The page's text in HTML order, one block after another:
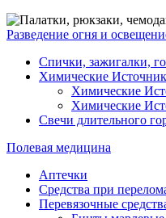
Разведение огня и
Спички, зажигалки,
Химические
Химические
Химические
Свечи длительного
Полевая медицина
Аптечки
Средства при
Перевязочные